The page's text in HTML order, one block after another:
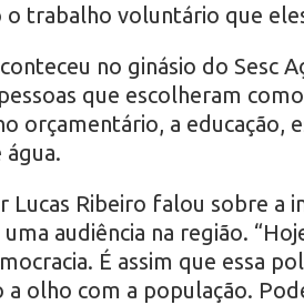
trabalho voluntário que
no ginásio do Sesc
que escolheram
orçamentário, a educação,
Lucas Ribeiro falou sobre a
audiência na região.
É assim que essa
a olho com a população.